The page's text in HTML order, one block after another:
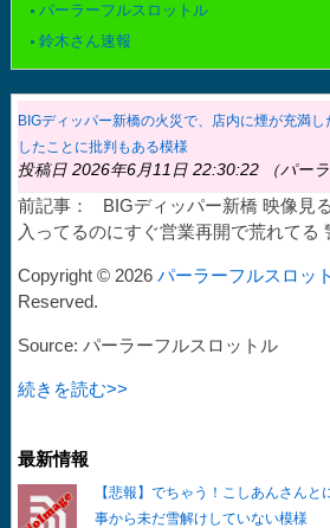
パーラーフルスロットル
鈴木さん速報
BIGディッパー新橋の火災で、店内に煙が充満
したことに批判もある模様
投稿日 2026年6月11日 22:30:22 （パーラ
前記事： BIGディッパー新橋 映像見
入ってるのにすぐ営業再開で荒れてる
Copyright © 2026 パーラーフルスロッ
Reserved.
Source: パーラーフルスロットル
続きを読む>>
最新情報
【悲報】でちゃう！こしあんさん
事から未だ雪解けしていない模様